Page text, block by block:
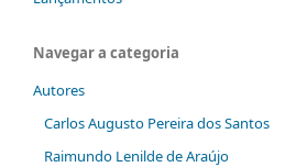
Navegar a categoria
Autores
Carlos Augusto Pereira dos Santos
Raimundo Lenilde de Araújo